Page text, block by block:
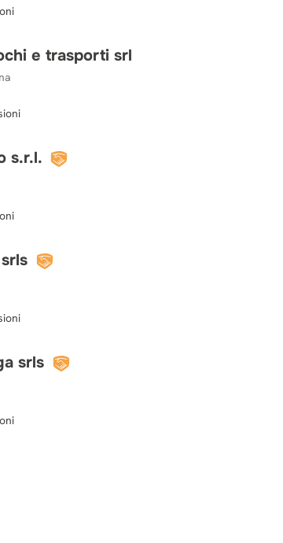
e trasporti srl
s.r.l.
srls